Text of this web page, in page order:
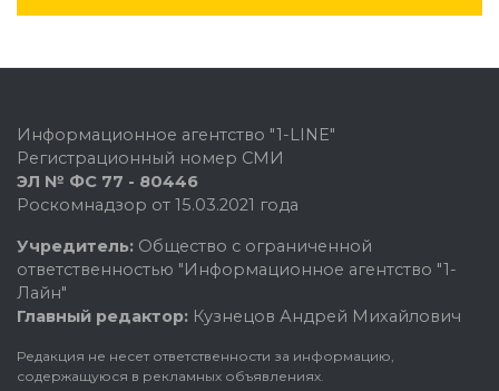
Информационное агентство "1-LINE"
Регистрационный номер СМИ
ЭЛ № ФС 77 - 80446
Роскомнадзор от 15.03.2021 года
Учредитель: Общество с ограниченной
ответственностью "Информационное агентство "1-
Лайн"
Главный редактор: Кузнецов Андрей Михайлович
Редакция не несет ответственности за информацию,
содержащуюся в рекламных объявлениях.